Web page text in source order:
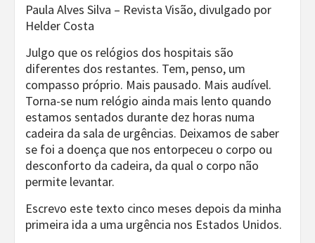
Paula Alves Silva – Revista Visão, divulgado por
Helder Costa
Julgo que os relógios dos hospitais são
diferentes dos restantes. Tem, penso, um
compasso próprio. Mais pausado. Mais audível.
Torna-se num relógio ainda mais lento quando
estamos sentados durante dez horas numa
cadeira da sala de urgências. Deixamos de saber
se foi a doença que nos entorpeceu o corpo ou
desconforto da cadeira, da qual o corpo não
permite levantar.
Escrevo este texto cinco meses depois da minha
primeira ida a uma urgência nos Estados Unidos.